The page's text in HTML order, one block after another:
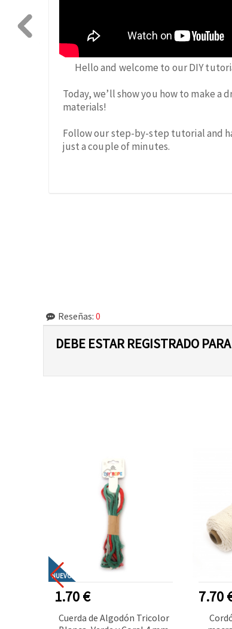
Hello and welcome to our DIY
Today, we’ll show you how to make a
materials!
Follow our step-by-step tutorial and
just a couple of minutes.
Reseñas: 0
DEBE ESTAR REGISTRADO
NUEVO
1.70 €
Cuerda de Algodón Tricolor
7.70